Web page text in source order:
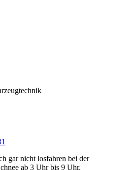
gar nicht losfahren bei der
ab 3 Uhr bis 9 Uhr.